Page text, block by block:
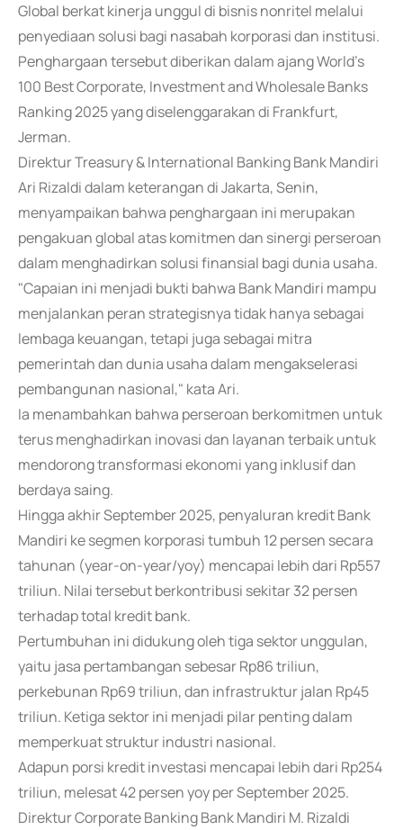
Global berkat kinerja unggul di bisnis nonritel melalui
penyediaan solusi bagi nasabah korporasi dan institusi.
Penghargaan tersebut diberikan dalam ajang World's
100 Best Corporate, Investment and Wholesale Banks
Ranking 2025 yang diselenggarakan di Frankfurt,
Jerman.
Direktur Treasury & International Banking Bank Mandiri
Ari Rizaldi dalam keterangan di Jakarta, Senin,
menyampaikan bahwa penghargaan ini merupakan
pengakuan global atas komitmen dan sinergi perseroan
dalam menghadirkan solusi finansial bagi dunia usaha.
"Capaian ini menjadi bukti bahwa Bank Mandiri mampu
menjalankan peran strategisnya tidak hanya sebagai
lembaga keuangan, tetapi juga sebagai mitra
pemerintah dan dunia usaha dalam mengakselerasi
pembangunan nasional," kata Ari.
Ia menambahkan bahwa perseroan berkomitmen untuk
terus menghadirkan inovasi dan layanan terbaik untuk
mendorong transformasi ekonomi yang inklusif dan
berdaya saing.
Hingga akhir September 2025, penyaluran kredit Bank
Mandiri ke segmen korporasi tumbuh 12 persen secara
tahunan (year-on-year/yoy) mencapai lebih dari Rp557
triliun. Nilai tersebut berkontribusi sekitar 32 persen
terhadap total kredit bank.
Pertumbuhan ini didukung oleh tiga sektor unggulan,
yaitu jasa pertambangan sebesar Rp86 triliun,
perkebunan Rp69 triliun, dan infrastruktur jalan Rp45
triliun. Ketiga sektor ini menjadi pilar penting dalam
memperkuat struktur industri nasional.
Adapun porsi kredit investasi mencapai lebih dari Rp254
triliun, melesat 42 persen yoy per September 2025.
Direktur Corporate Banking Bank Mandiri M. Rizaldi